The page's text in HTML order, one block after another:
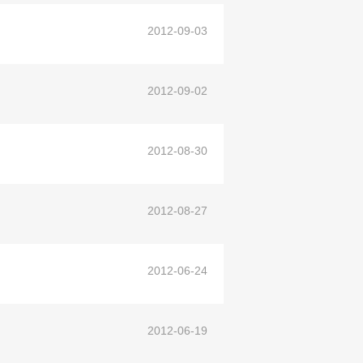
2012-09-03
2012-09-02
2012-08-30
2012-08-27
2012-06-24
2012-06-19